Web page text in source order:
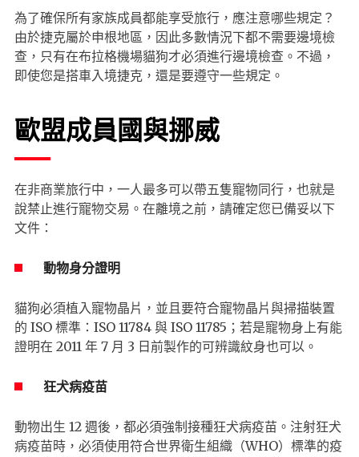
為了確保所有家族成員都能享受旅行，應注意哪些規定？
由於捷克屬於申根地區，因此多數情況下都不需要邊境檢
查，只有在布拉格機場貓狗才必須進行邊境檢查。不過，
即使您是搭車入境捷克，還是要遵守一些規定。
歐盟成員國與挪威
在非商業旅行中，一人最多可以帶五隻寵物同行，也就是
說禁止進行寵物交易。在離境之前，請確定您已備妥以下
文件：
動物身分證明
貓狗必須植入寵物晶片，並且要符合寵物晶片與掃描裝置
的 ISO 標準：ISO 11784 與 ISO 11785；若是寵物身上有能
證明在 2011 年 7 月 3 日前製作的可辨識紋身也可以。
狂犬病疫苗
動物出生 12 週後，都必須強制接種狂犬病疫苗。注射狂犬
病疫苗時，必須使用符合世界衛生組織（WHO）標準的疫